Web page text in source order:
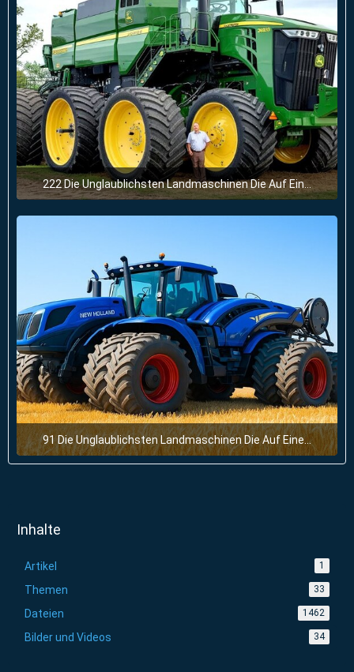
222 Die Unglaublichsten Landmaschinen Die Auf Einem Anderen Level Sind
28. Juni 2025 um 11:57
91 Die Unglaublichsten Landmaschinen Die Auf Einem Anderen Level Sind
28. Juni 2025 um 11:54
Inhalte
Artikel 1
Themen 33
Dateien 1462
Bilder und Videos 34